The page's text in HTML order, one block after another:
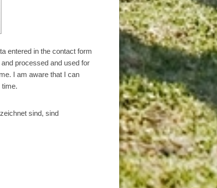
entered in the contact form
processed and used for
I am aware that I can
sind, sind